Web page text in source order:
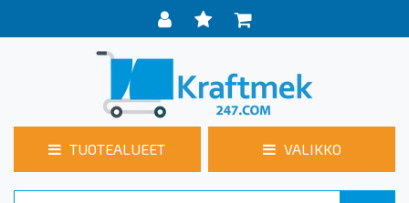
TUOTEALUEET VALIKKO